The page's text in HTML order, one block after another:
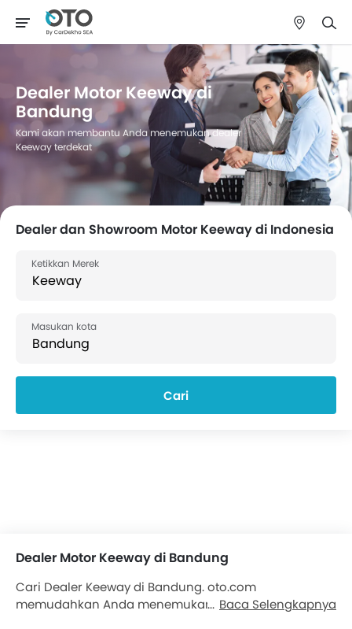
Dealer Motor Keeway di
Bandung
Kami akan membantu Anda menemukan dealer
Keeway terdekat
Dealer dan Showroom Motor Keeway di Indonesia
Cari
Dealer Motor Keeway di Bandung
Cari Dealer Keeway di Bandung. oto.com
memudahkan Anda menemukan dealer resmi
Baca Selengkapnya